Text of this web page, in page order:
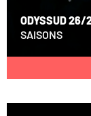
ODYSSUD 26/
SAISONS